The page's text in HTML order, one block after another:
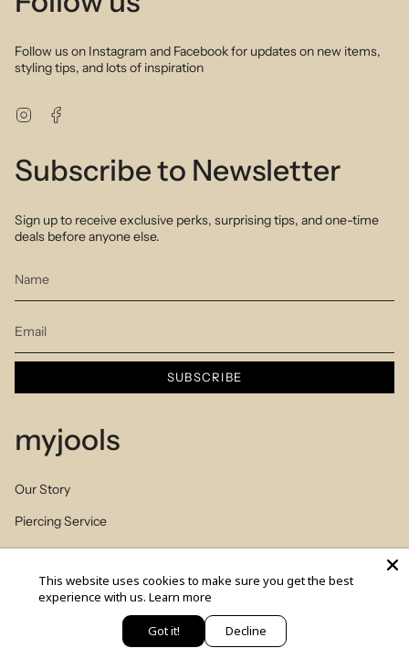
Follow us on Instagram and Facebook for updates on new items,
styling tips, and lots of inspiration
Instagram
Subscribe to Newsletter
Sign up to receive exclusive perks, surprising tips, and one-time
deals before anyone else.
SUBSCRIBE
myjools
Our Story
Piercing Service
Members Club
Sizes Table
יש לך שאלה? כתבי לנו
This website uses cookies to make sure you get the best
experience with us. Learn more
Got it! Decline